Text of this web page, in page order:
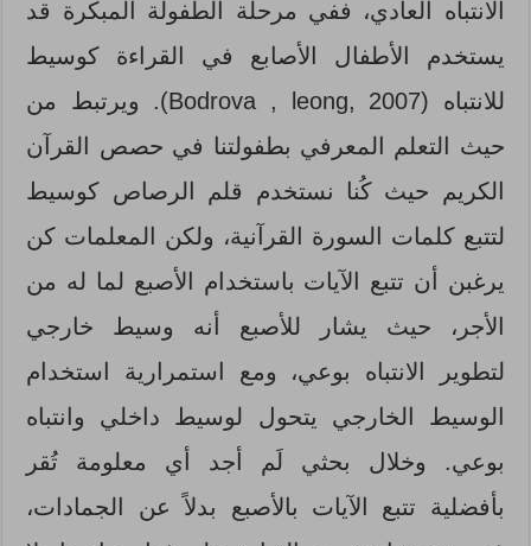
الانتباه العادي، ففي مرحلة الطفولة المبكرة قد
يستخدم الأطفال الأصابع في القراءة كوسيط
للانتباه (Bodrova , leong, 2007). ويرتبط من
حيث التعلم المعرفي بطفولتنا في حصص القرآن
الكريم حيث كُنا نستخدم قلم الرصاص كوسيط
لتتبع كلمات السورة القرآنية، ولكن المعلمات كن
يرغبن أن تتبع الآيات باستخدام الأصبع لما له من
الأجر، حيث يشار للأصبع أنه وسيط خارجي
لتطوير الانتباه بوعي، ومع استمرارية استخدام
الوسيط الخارجي يتحول لوسيط داخلي وانتباه
بوعي. وخلال بحثي لَم أجد أي معلومة تُقر
بأفضلية تتبع الآيات بالأصبع بدلاً عن الجمادات،